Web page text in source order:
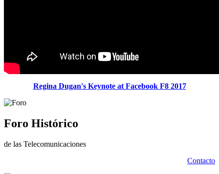
Regina Dugan's Keynote at Facebook F8 2017
Foro Histórico
de las Telecomunicaciones
Contacto